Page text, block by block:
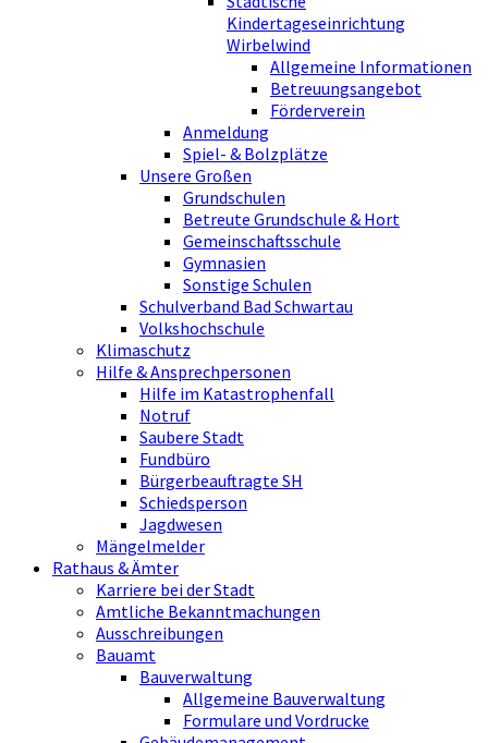
Kindertageseinrichtung
Wirbelwind
Allgemeine Informationen
Betreuungsangebot
Förderverein
Anmeldung
Spiel- & Bolzplätze
Unsere Großen
Grundschulen
Betreute Grundschule & Hort
Gemeinschaftsschule
Gymnasien
Sonstige Schulen
Schulverband Bad Schwartau
Volkshochschule
Klimaschutz
Hilfe & Ansprechpersonen
Hilfe im Katastrophenfall
Notruf
Saubere Stadt
Fundbüro
Bürgerbeauftragte SH
Schiedsperson
Jagdwesen
Mängelmelder
Rathaus & Ämter
Karriere bei der Stadt
Amtliche Bekanntmachungen
Ausschreibungen
Bauamt
Bauverwaltung
Allgemeine Bauverwaltung
Formulare und Vordrucke